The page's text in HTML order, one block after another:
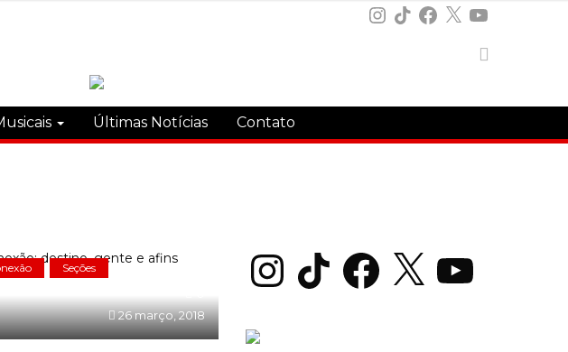
Instagram
TikTokFacebook
X YouTube
Últimas Notícias Contato
Seções
26 março, 2018
InstagramTikTok Facebook
X YouTube